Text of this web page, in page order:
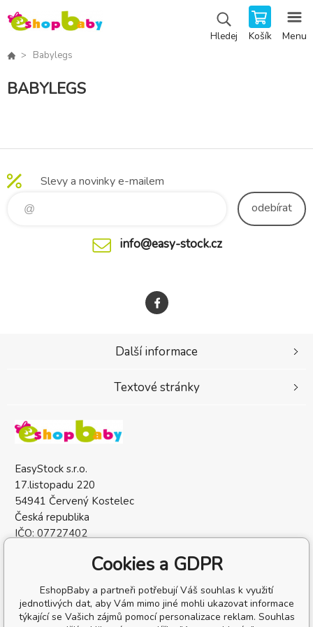
Hledej Košík Menu
Babylegs
BABYLEGS
Slevy a novinky e-mailem
odebírat
info@easy-stock.cz
EasyStock s.r.o.
17.listopadu 220
54941 Červený Kostelec
Česká republika
IČO: 07727402
Další informace
Textové stránky
Cookies a GDPR
EshopBaby a partneři potřebují Váš souhlas k využití
jednotlivých dat, aby Vám mimo jiné mohli ukazovat informace
týkající se Vašich zájmů pomocí personalizace reklam. Souhlas